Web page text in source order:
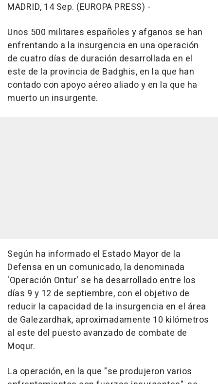
MADRID, 14 Sep. (EUROPA PRESS) -
Unos 500 militares españoles y afganos se han
enfrentando a la insurgencia en una operación
de cuatro días de duración desarrollada en el
este de la provincia de Badghis, en la que han
contado con apoyo aéreo aliado y en la que ha
muerto un insurgente.
Según ha informado el Estado Mayor de la
Defensa en un comunicado, la denominada
'Operación Ontur' se ha desarrollado entre los
días 9 y 12 de septiembre, con el objetivo de
reducir la capacidad de la insurgencia en el área
de Galezardhak, aproximadamente 10 kilómetros
al este del puesto avanzado de combate de
Moqur.
La operación, en la que "se produjeron varios